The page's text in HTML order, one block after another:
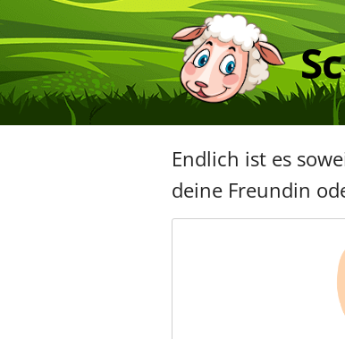
Endlich ist es
deine Freundin